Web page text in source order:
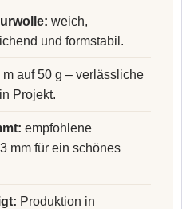
weich,
und formstabil.
m auf 50 g – verlässliche
Projekt.
empfohlene
mm für ein schönes
Produktion in